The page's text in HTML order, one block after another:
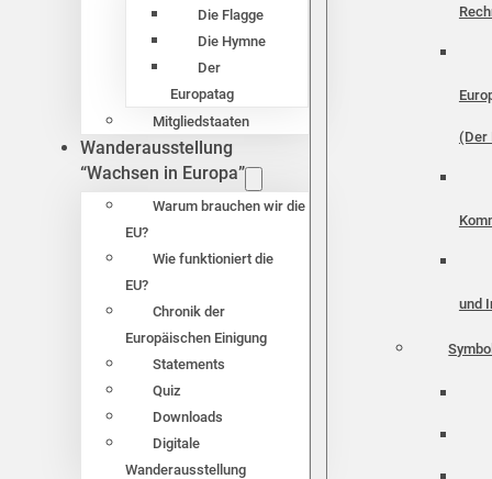
Die Flagge
Die Hymne
Der
Europatag
Mitgliedstaaten
Wanderausstellung
“Wachsen in Europa”
Warum brauchen wir die
EU?
Wie funktioniert die
EU?
Chronik der
Europäischen Einigung
Statements
Quiz
Downloads
Digitale
Wanderausstellung
(Der
und